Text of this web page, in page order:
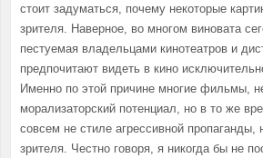
стоит задуматься, почему некоторые
зрителя. Наверное, во многом виновата
пестуемая владельцами кинотеатров и
предпочитают видеть в кино
Именно по этой причине многие фильмы,
морализаторский потенциал, но в то же
совсем не стиле агрессивной пропаганды,
зрителя. Честно говоря, я никогда бы не